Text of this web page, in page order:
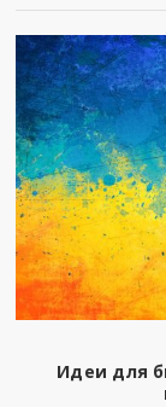
Идеи для